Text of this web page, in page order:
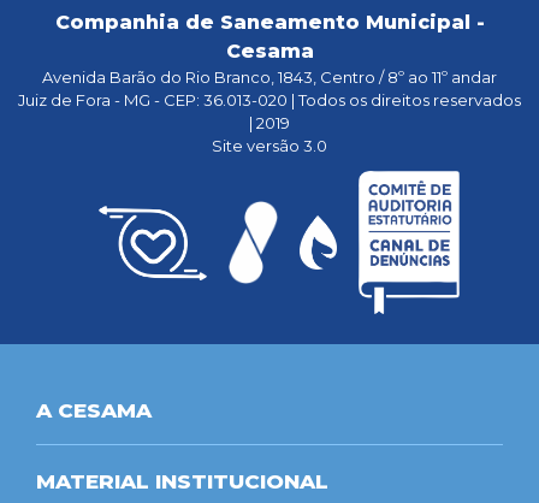
Companhia de Saneamento Municipal -
Cesama
Avenida Barão do Rio Branco, 1843, Centro / 8º ao 11º andar
Juiz de Fora - MG - CEP: 36.013-020 | Todos os direitos reservados
| 2019
Site versão 3.0
A CESAMA
MATERIAL INSTITUCIONAL